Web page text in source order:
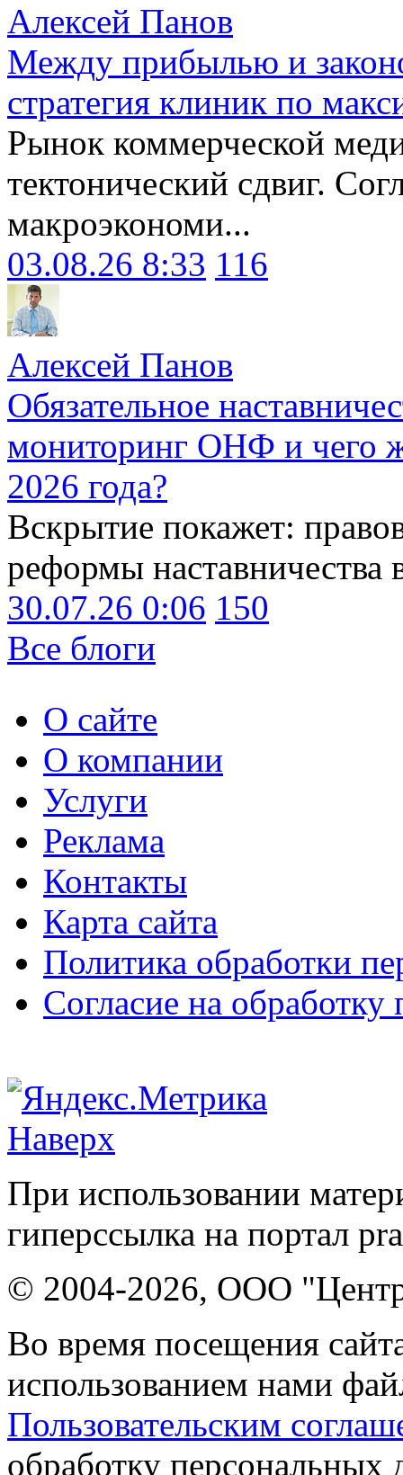
Алексей Панов
Между прибылью и
стратегия клиник по
Рынок коммерческой
тектонический сдвиг.
макроэкономи...
03.08.26 8:33 116
Алексей Панов
Обязательное
мониторинг ОНФ и чего
2026 года?
Вскрытие покажет:
реформы наставничества
30.07.26 0:06 150
Все блоги
О сайте
О компании
Услуги
Реклама
Контакты
Карта сайта
Политика обработки
Согласие на
Наверх
При использовании
гиперссылка на портал
© 2004-2026, ООО "Центр
Во время посещения
использованием нами
Пользовательским
обработку персональных